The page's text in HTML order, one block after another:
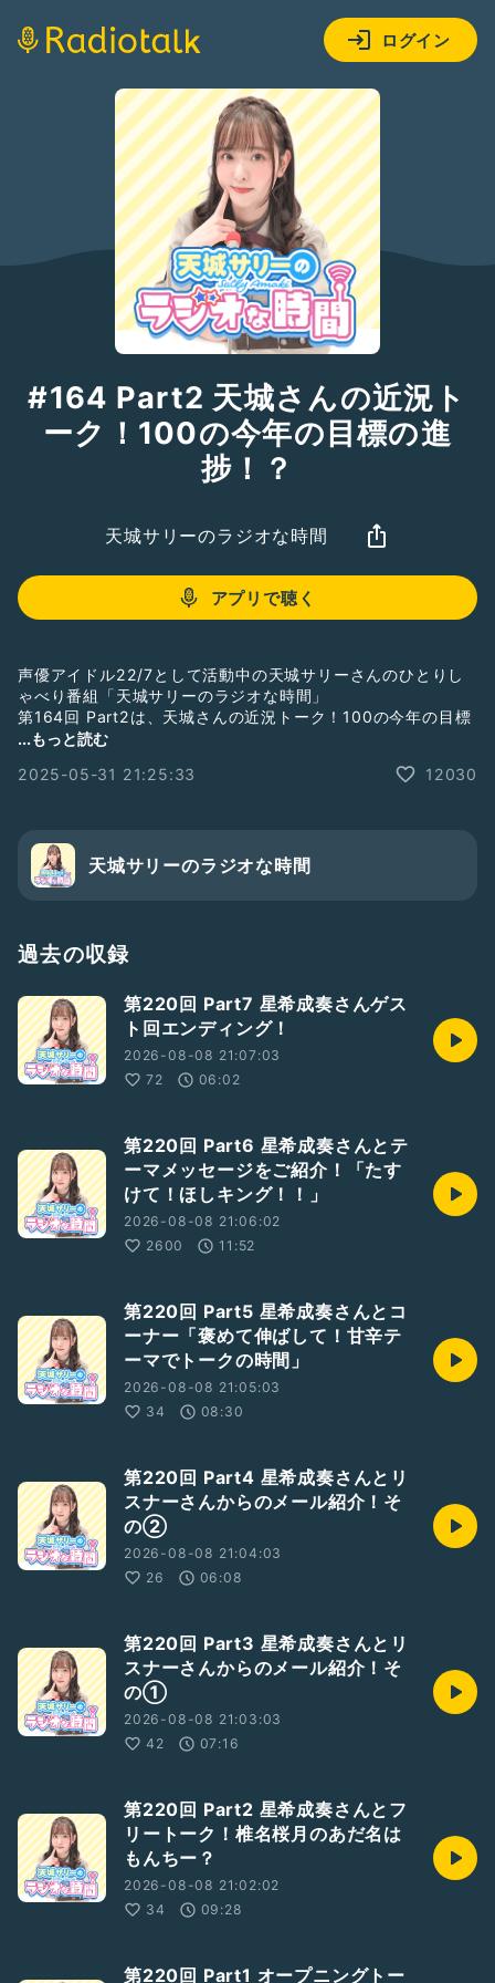
ログイン
#164 Part2 天城さんの近況ト
ーク！100の今年の目標の進
捗！？
天城サリーのラジオな時間
アプリで聴く
声優アイドル22/7として活動中の天城サリーさんのひとりし
ゃべり番組「天城サリーのラジオな時間」
第164回 Part2は、天城さんの近況トーク！100の今年の目標
の進捗はどう？
番組収録の様子を毎週水曜日21時頃から生配信していますの
そして番組メンバーシップがスタートしました！
Radiotalkの番組ページからご入会ください！
...もっと読む
2025-05-31 21:25:33
12030
天城サリーのラジオな時間
過去の収録
第220回 Part7 星希成奏さんゲス
ト回エンディング！
2026-08-08 21:07:03
72
06:02
第220回 Part6 星希成奏さんとテ
ーマメッセージをご紹介！「たす
けて！ほしキング！！」
2026-08-08 21:06:02
2600
11:52
第220回 Part5 星希成奏さんとコ
ーナー「褒めて伸ばして！甘辛テ
ーマでトークの時間」
2026-08-08 21:05:03
34
08:30
第220回 Part4 星希成奏さんとリ
スナーさんからのメール紹介！そ
の②
2026-08-08 21:04:03
26
06:08
第220回 Part3 星希成奏さんとリ
スナーさんからのメール紹介！そ
の①
2026-08-08 21:03:03
42
07:16
第220回 Part2 星希成奏さんとフ
リートーク！椎名桜月のあだ名は
もんちー？
2026-08-08 21:02:02
34
09:28
第220回 Part1 オープニングトー